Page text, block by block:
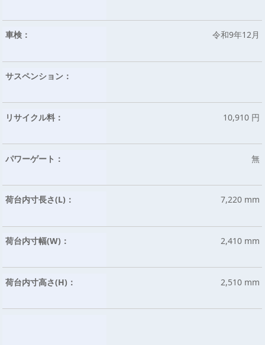
車検： 令和9年12月
サスペンション：
リサイクル料： 10,910 円
パワーゲート： 無
荷台内寸長さ(L)： 7,220 mm
荷台内寸幅(W)： 2,410 mm
荷台内寸高さ(H)： 2,510 mm